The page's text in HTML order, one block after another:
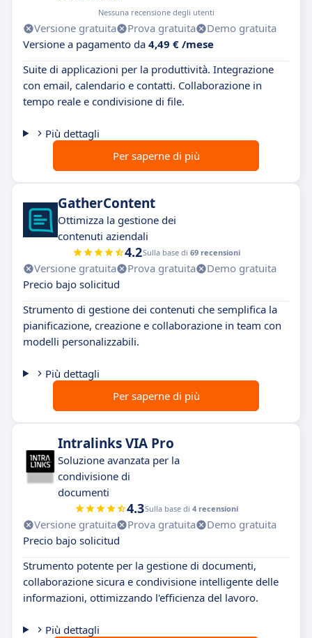
Nessuna recensione degli utenti
Versione gratuita Prova gratuita
Demo gratuita
Versione a pagamento da 4,49 € /mese
Suite di applicazioni per la produttività. Integrazione
con email, calendario e contatti. Collaborazione in
tempo reale e condivisione di file.
Più dettagli
Per saperne di più
GatherContent
Ottimizza la gestione dei
contenuti aziendali
4.2Sulla base di 69 recensioni
Versione gratuita Prova gratuita
Demo gratuita
Precio bajo solicitud
Strumento di gestione dei contenuti che semplifica la
pianificazione, creazione e collaborazione in team con
modelli personalizzabili.
Più dettagli
Per saperne di più
Intralinks VIA Pro
Soluzione avanzata per la
condivisione di
documenti
4.3Sulla base di 4 recensioni
Versione gratuita Prova gratuita
Demo gratuita
Precio bajo solicitud
Strumento potente per la gestione di documenti,
collaborazione sicura e condivisione intelligente delle
informazioni, ottimizzando l'efficienza del lavoro.
Più dettagli